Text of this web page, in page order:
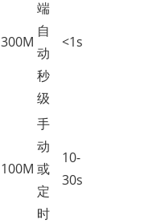
300M
端
自
动
秒
级
<1s
100M
手
动
或
定
时
10-
30s